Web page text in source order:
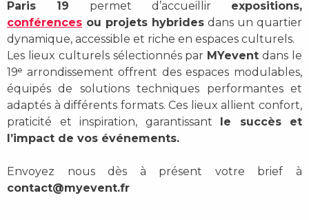
Paris 19 permet d’accueillir expositions,
conférences ou projets hybrides dans un quartier
dynamique, accessible et riche en espaces culturels.
Les lieux culturels sélectionnés par MYevent dans le
19ᵉ arrondissement offrent des espaces modulables,
équipés de solutions techniques performantes et
adaptés à différents formats. Ces lieux allient confort,
praticité et inspiration, garantissant le succès et
l’impact de vos événements.
Envoyez nous dès à présent votre brief à
contact@myevent.fr